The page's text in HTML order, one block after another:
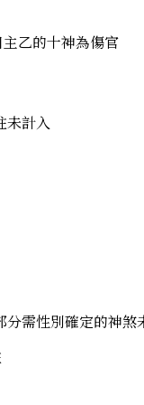
乙的十神為傷官
未計入
分需性別確定的神煞